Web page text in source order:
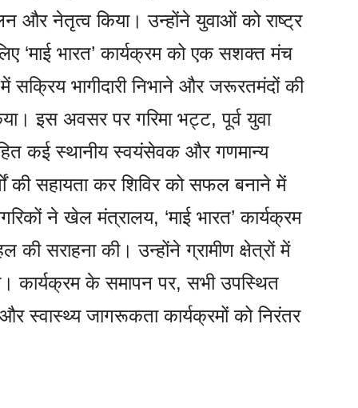
और नेतृत्व किया। उन्होंने युवाओं को राष्ट्र
‘माई भारत’ कार्यक्रम को एक सशक्त मंच
भागीदारी निभाने और जरूरतमंदों की
इस अवसर पर गरिमा भट्ट, पूर्व युवा
कई स्थानीय स्वयंसेवक और गणमान्य
की सहायता कर शिविर को सफल बनाने में
ने खेल मंत्रालय, ‘माई भारत’ कार्यक्रम
सराहना की। उन्होंने ग्रामीण क्षेत्रों में
कार्यक्रम के समापन पर, सभी उपस्थित
स्वास्थ्य जागरूकता कार्यक्रमों को निरंतर